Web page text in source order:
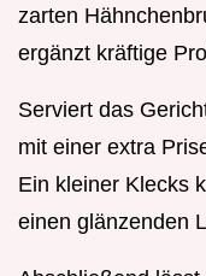
zarten
ergänzt kräftige
Serviert das
mit einer extra
Ein kleiner Klecks
einen glänzenden